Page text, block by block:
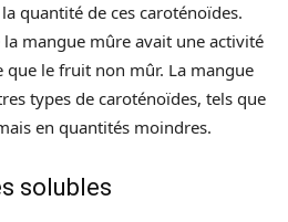
quantité de ces caroténoïdes.
mangue mûre avait une activité
que le fruit non mûr. La mangue
types de caroténoïdes, tels que
en quantités moindres.
solubles